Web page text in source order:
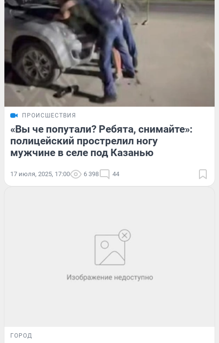
ПРОИСШЕСТВИЯ
«Вы че попутали? Ребята, снимайте»:
полицейский прострелил ногу
мужчине в селе под Казанью
17 июля, 2025, 17:00 6 398 44
ГОРОД